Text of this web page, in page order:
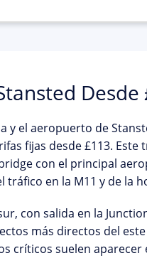
Desde
y el aeropuerto de
fijas desde£113. Este
con el principal
en la M11 y de la
con salida en la
más directos del
críticos suelen aparecer